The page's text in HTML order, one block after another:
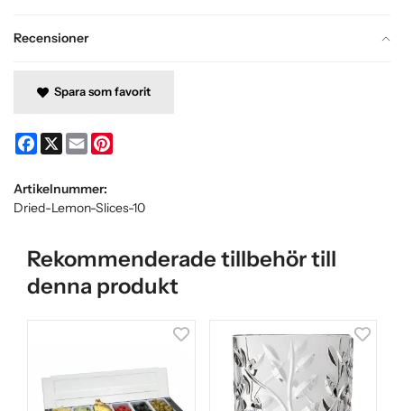
Recensioner
Spara som favorit
Facebook
X Email
Artikelnummer:
Dried-Lemon-Slices-10
Rekommenderade tillbehör till
denna produkt